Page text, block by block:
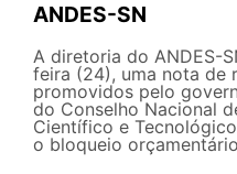
ANDES-SN
A diretoria do ANDES-
feira (24), uma nota de
promovidos pelo
do Conselho Nacional
Científico e
o bloqueio